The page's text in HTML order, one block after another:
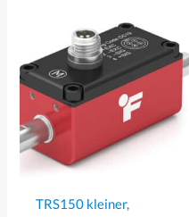
TRS150 kleiner,